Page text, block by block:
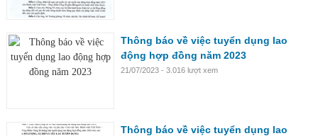
Thông báo về việc tuyển dụng lao
động hợp đồng năm 2023
21/07/2023 - 3.016 lượt xem
Thông báo về việc tuyển dụng lao